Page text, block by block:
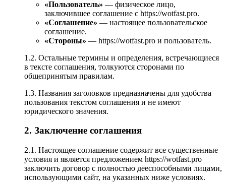
«Пользователь» — физическое лицо,
заключившее соглашение с https://wotfast.pro.
«Соглашение» — настоящее пользовательское
соглашение.
«Стороны» — https://wotfast.pro и пользователь.
1.2. Остальные термины и определения, встречающиеся
в тексте соглашения, толкуются сторонами по
общепринятым правилам.
1.3. Названия заголовков предназначены для удобства
пользования текстом соглашения и не имеют
юридического значения.
2. Заключение соглашения
2.1. Настоящее соглашение содержит все существенные
условия и является предложением https://wotfast.pro
заключить договор с полностью дееспособными лицами,
использующими сайт, на указанных ниже условиях.